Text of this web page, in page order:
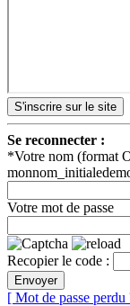
S'inscrire sur le site
Se reconnecter :
*Votre nom (format
Votre mot de passe
Recopier le code :
Envoyer
[ Mot de passe perdu